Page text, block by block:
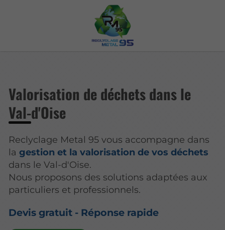
Valorisation de déchets dans le
Val-d'Oise
Reclyclage Metal 95 vous accompagne dans
la gestion et la valorisation de vos déchets
dans le Val-d'Oise.
Nous proposons des solutions adaptées aux
particuliers et professionnels.
Devis gratuit - Réponse rapide